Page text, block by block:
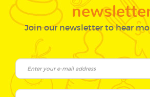
Join our newsletter to hear